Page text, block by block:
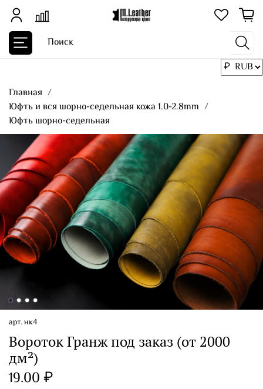
Главная
Юфть и вся шорно-седельная кожа 1.0-2.8mm
Юфть шорно-седельная
арт.нк4
Вороток Гранж под заказ (от 2000
дм²)
19.00 ₽